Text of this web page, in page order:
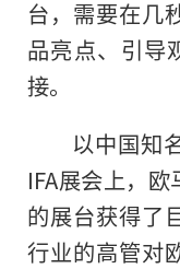
台，需要在几
品亮点、引
接。
以中国知
IFA展会上，
的展台获得了
行业的高管对